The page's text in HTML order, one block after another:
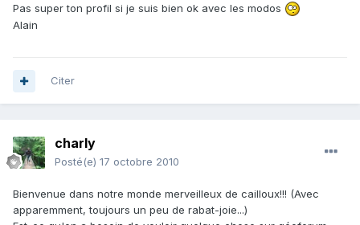
Pas super ton profil si je suis bien ok avec les modos
Alain
Citer
charly
Posté(e) 17 octobre 2010
Bienvenue dans notre monde merveilleux de cailloux!!! (Avec
apparemment, toujours un peu de rabat-joie...)